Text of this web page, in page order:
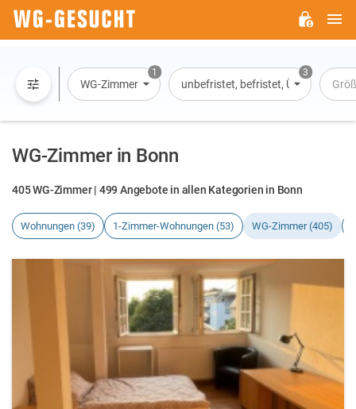
1
WG-Zimmer
3
unbefristet, befristet, Übernachtung
WG-Zimmer in Bonn
405 WG-Zimmer | 499 Angebote in allen Kategorien in Bonn
Wohnungen (39) 1-Zimmer-Wohnungen (53) WG-Zimmer (405)